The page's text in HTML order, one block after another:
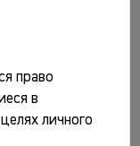
М., 1968. 45
Деревянные
(САИ. Вып. Е1-55)
Вып. 113.
право
в
личного